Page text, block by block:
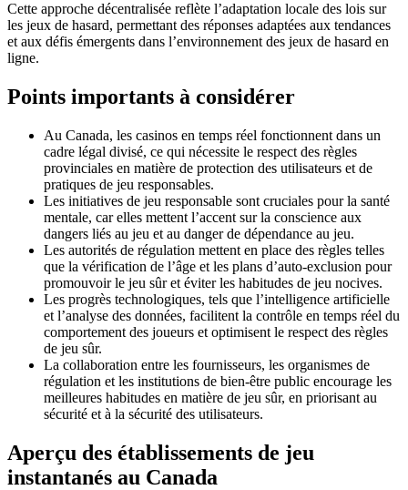
Cette approche décentralisée reflète l’adaptation locale des lois sur
les jeux de hasard, permettant des réponses adaptées aux tendances
et aux défis émergents dans l’environnement des jeux de hasard en
ligne.
Points importants à considérer
Au Canada, les casinos en temps réel fonctionnent dans un
cadre légal divisé, ce qui nécessite le respect des règles
provinciales en matière de protection des utilisateurs et de
pratiques de jeu responsables.
Les initiatives de jeu responsable sont cruciales pour la santé
mentale, car elles mettent l’accent sur la conscience aux
dangers liés au jeu et au danger de dépendance au jeu.
Les autorités de régulation mettent en place des règles telles
que la vérification de l’âge et les plans d’auto-exclusion pour
promouvoir le jeu sûr et éviter les habitudes de jeu nocives.
Les progrès technologiques, tels que l’intelligence artificielle
et l’analyse des données, facilitent la contrôle en temps réel du
comportement des joueurs et optimisent le respect des règles
de jeu sûr.
La collaboration entre les fournisseurs, les organismes de
régulation et les institutions de bien-être public encourage les
meilleures habitudes en matière de jeu sûr, en priorisant au
sécurité et à la sécurité des utilisateurs.
Aperçu des établissements de jeu
instantanés au Canada